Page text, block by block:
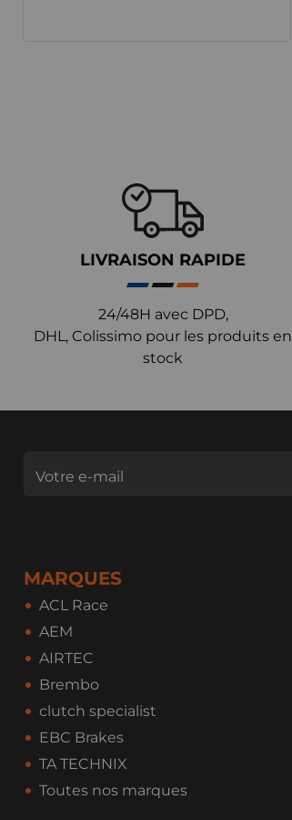
LIVRAISON RAPIDE
24/48H avec DPD,
DHL, Colissimo pour les produits en
stock
MARQUES
ACL Race
AEM
AIRTEC
Brembo
clutch specialist
EBC Brakes
TA TECHNIX
Toutes nos marques